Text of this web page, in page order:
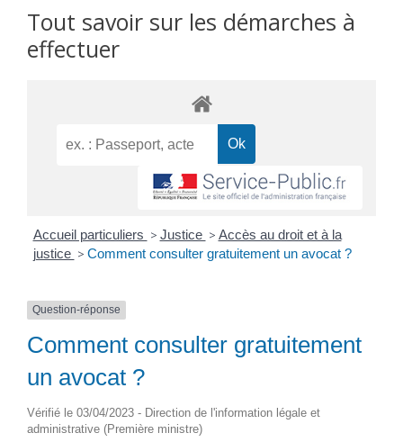
Tout savoir sur les démarches à
effectuer
Accueil particuliers > Justice > Accès au droit et à la
justice > Comment consulter gratuitement un avocat ?
Question-réponse
Comment consulter gratuitement
un avocat ?
Vérifié le 03/04/2023 - Direction de l'information légale et
administrative (Première ministre)